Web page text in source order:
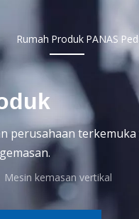
Rumah Produk PANAS
perusahaan
Mesin kemasan vertikal